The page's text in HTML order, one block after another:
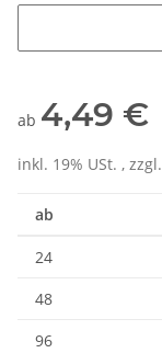
ab 4,49 €
inkl. 19% USt. , zzgl.
ab
24
48
96